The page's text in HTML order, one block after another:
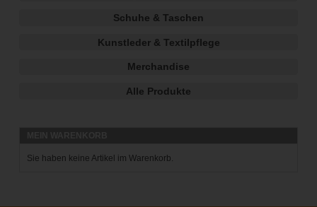
Schuhe & Taschen
Kunstleder & Textilpflege
Merchandise
Alle Produkte
Sie haben keine Artikel im Warenkorb.